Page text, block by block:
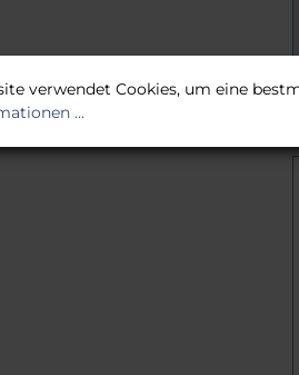
verwendet Cookies, um eine
...